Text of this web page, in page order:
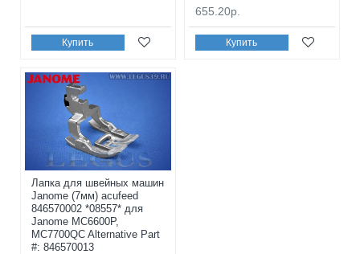
Купить
655.20р.
Купить
Лапка для швейных машин
Janome (7мм) acufeed
846570002 *08557* для
Janome MC6600P,
MC7700QC Alternative Part
#: 846570013